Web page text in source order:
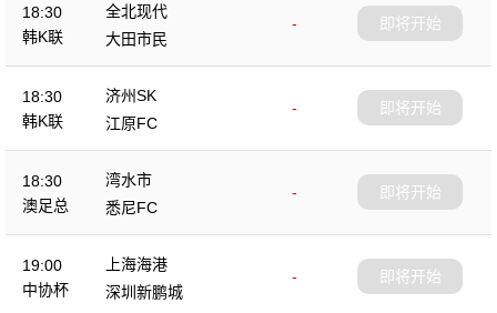
18:30
韩K联
全北现代
-
大田市民
即将开始
18:30
韩K联
济州SK
-
江原FC
即将开始
18:30
澳足总
湾水市
-
悉尼FC
即将开始
19:00
中协杯
上海海港
-
深圳新鹏城
即将开始